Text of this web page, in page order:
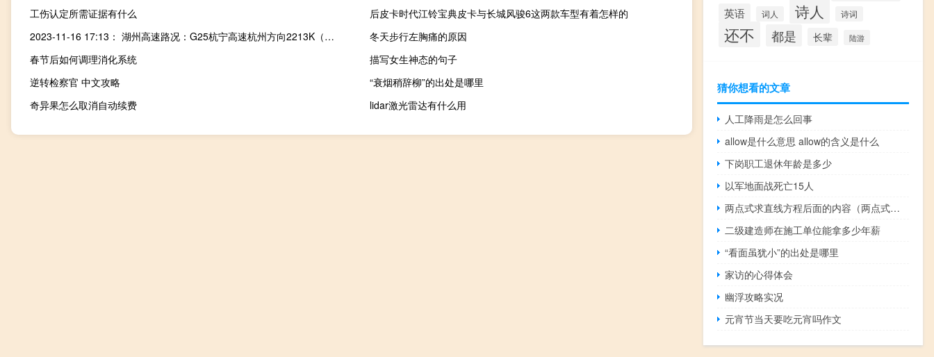
工伤认定所需证据有什么
后皮卡时代江铃宝典皮卡与长城风骏6这两款车型有着怎样的
2023-11-16 17:13： 湖州高速路况：G25杭宁高速杭州方向2213K（过长兴南互通1公里），封闭第三车道及应急车道，标识牌施工，后方缓行2公里，杭州方向长兴南进口关闭，预计施工还需30分钟。 ​​​
冬天步行左胸痛的原因
春节后如何调理消化系统
描写女生神态的句子
逆转检察官 中文攻略
“衰烟稍辞柳”的出处是哪里
奇异果怎么取消自动续费
lidar激光雷达有什么用
英语 词人 诗人 诗词
还不 都是 长辈 陆游
猜你想看的文章
人工降雨是怎么回事
allow是什么意思 allow的含义是什么
下岗职工退休年龄是多少
以军地面战死亡15人
两点式求直线方程后面的内容（两点式求直线方程）
二级建造师在施工单位能拿多少年薪
“看面虽犹小”的出处是哪里
家访的心得体会
幽浮攻略实况
元宵节当天要吃元宵吗作文